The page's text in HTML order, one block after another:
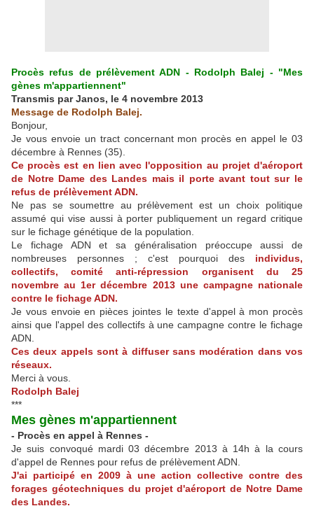
Procès refus de prélèvement ADN - Rodolph Balej - "Mes
gènes m'appartiennent"
Transmis par Janos, le 4 novembre 2013
Message de Rodolph Balej.
Bonjour,
Je vous envoie un tract concernant mon procès en appel le 03
décembre à Rennes (35).
Ce procès est en lien avec l'opposition au projet d'aéroport
de Notre Dame des Landes mais il porte avant tout sur le
refus de prélèvement ADN.
Ne pas se soumettre au prélèvement est un choix politique
assumé qui vise aussi à porter publiquement un regard critique
sur le fichage génétique de la population.
Le fichage ADN et sa généralisation préoccupe aussi de
nombreuses personnes ; c'est pourquoi des individus,
collectifs, comité anti-répression organisent du 25
novembre au 1er décembre 2013 une campagne nationale
contre le fichage ADN.
Je vous envoie en pièces jointes le texte d'appel à mon procès
ainsi que l'appel des collectifs à une campagne contre le fichage
ADN.
Ces deux appels sont à diffuser sans modération dans vos
réseaux.
Merci à vous.
Rodolph Balej
***
Mes gènes m'appartiennent
- Procès en appel à Rennes -
Je suis convoqué mardi 03 décembre 2013 à 14h à la cours
d'appel de Rennes pour refus de prélèvement ADN.
J'ai participé en 2009 à une action collective contre des
forages géotechniques du projet d'aéroport de Notre Dame
des Landes.